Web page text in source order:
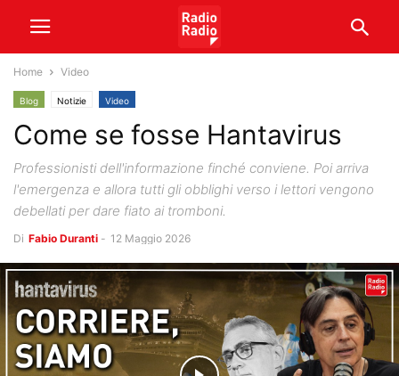
Home Video
Blog Notizie Video
Come se fosse Hantavirus
Professionisti dell'informazione finché conviene. Poi arriva
l'emergenza e allora tutti gli obblighi verso i lettori vengono
debellati per dare fiato ai tromboni.
Di Fabio Duranti - 12 Maggio 2026